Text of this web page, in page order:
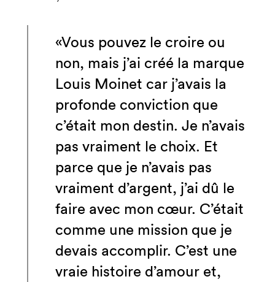
«Vous pouvez le croire ou
non, mais j’ai créé la marque
Louis Moinet car j’avais la
profonde conviction que
c’était mon destin. Je n’avais
pas vraiment le choix. Et
parce que je n’avais pas
vraiment d’argent, j’ai dû le
faire avec mon cœur. C’était
comme une mission que je
devais accomplir. C’est une
vraie histoire d’amour et,